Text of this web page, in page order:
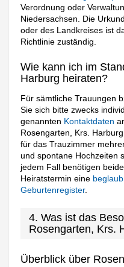
Verordnung oder
Niedersachsen. Die
oder des Landkreises ist
Richtlinie zuständig.
Wie kann ich im
Harburg heiraten?
Für sämtliche Trauungen
Sie sich bitte zwecks
genannten Kontaktdaten
Rosengarten, Krs.
für das Trauzimmer
und spontane Hochzeiten
jedem Fall benötigen
Heiratstermin eine
Geburtenregister.
4. Was ist das
Rosengarten, Krs.
Überblick über